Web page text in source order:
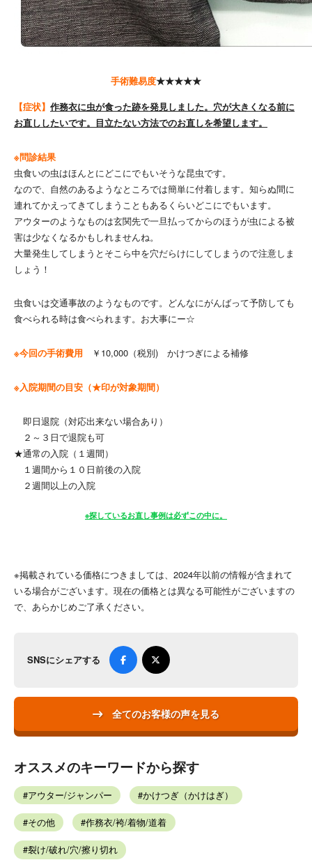
手術難易度★★★★★
【症状】 作務衣に虫が食った跡を発見しました。穴が大きくなる前に
お直ししたいです。目立たない方法でのお直しを希望します。
※問診結果
虫食いの虫はほんとにどこにでもいそうな昆虫です。
なので、自然のあるようなところでは簡単に付着します。知らぬ間に
連れてかえってきてしまうこともあるくらいどこにでもいます。
アウターのようなものは玄関先で一旦払ってからのほうが虫による被
害は少なくなるかもしれませんね。
大量発生してしまうとそこら中を穴だらけにしてしまうので注意しま
しょう！
虫食いは交通事故のようなものです。どんなにがんばって予防しても
食べられる時は食べられます。お大事にー☆
※今回の手術費用 ￥10,000（税別) かけつぎによる補修
※入院期間の目安（★印が対象期間）
即日退院（対応出来ない場合あり）
２～３日で退院も可
★通常の入院（１週間）
１週間から１０日前後の入院
２週間以上の入院
※探しているお直し事例は必ずこの中に。
※掲載されている価格につきましては、2024年以前の情報が含まれて
いる場合がございます。現在の価格とは異なる可能性がございますの
で、あらかじめご了承ください。
SNSにシェアする
全てのお客様の声を見る
オススメのキーワードから探す
アウター/ジャンパー かけつぎ（かけはぎ）
その他 作務衣/袴/着物/道着
裂け/破れ/穴/擦り切れ